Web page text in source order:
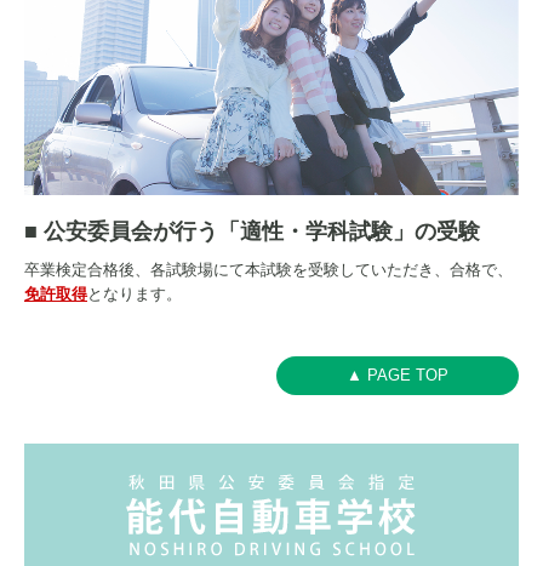
■ 公安委員会が行う「 適性・学科試験」の受験
卒業検定合格後、各試験場にて本試験を受験していただき、合格で、
免許取得となります。
▲ PAGE TOP